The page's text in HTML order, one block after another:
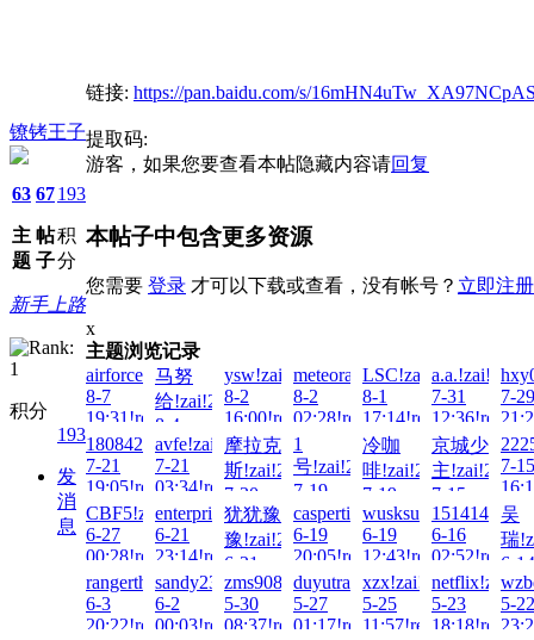
镣铐王子
63
主
题
67
帖
子
193
积
分
新手上路
积分
193
发
消
息
链接: https://pan.baidu.com/s/
提取码:
游客，如果您要查看本帖隐藏内容请回复
本帖子中包含更多资源
您需要 登录 才可以下载或查看，没有帐号？ 立即注册
x
主题浏览记录
airforce91166!zai!2026-
8-7
19:31!read!
马努
给!zai!2026-
8-4
00:01!read!
ysw!zai!2026-
8-2
16:00!read!
meteora!zai!2026-
8-2
02:28!read!
LSC!zai!2026-
8-1
17:14!read!
a.a.!zai!2026-
7-31
12:36!read!
7-29
18084263601!zai!2026-
7-21
19:05!read!
avfe!zai!2026-
7-21
03:34!read!
摩拉克
斯!zai!2026-
7-20
13:40!read!
1
号!zai!2026-
7-19
13:17!read!
冷咖
啡!zai!2026-
7-19
01:54!read!
京城少
主!zai!2026-
7-15
18:13!read!
7-15
CBF5!zai!2026-
6-27
00:28!read!
enterprise6!zai!2026-
6-21
23:14!read!
犹犹豫
豫!zai!2026-
6-21
00:57!read!
caspertien!zai!2026-
6-19
20:05!read!
wusksu!zai!2026-
6-19
12:43!read!
6-16
02:52!read!
吴
瑞
6-14
rangerthelone!zai!2026-
6-3
20:22!read!
sandy23!zai!2026-
6-2
00:03!read!
zms908769129!zai!2026-
5-30
08:37!read!
duyutracy!zai!2026-
5-27
01:17!read!
xzx!zai!2026-
5-25
11:57!read!
5-23
18:18!read!
5-22